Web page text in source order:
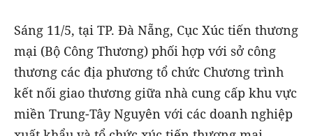
Sáng 11/5, tại TP. Đà Nẵng, Cục Xúc tiến thương
mại (Bộ Công Thương) phối hợp với sở công
thương các địa phương tổ chức Chương trình
kết nối giao thương giữa nhà cung cấp khu vực
miền Trung-Tây Nguyên với các doanh nghiệp